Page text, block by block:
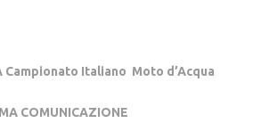
Campionato Italiano Moto d’Acqua
COMUNICAZIONE